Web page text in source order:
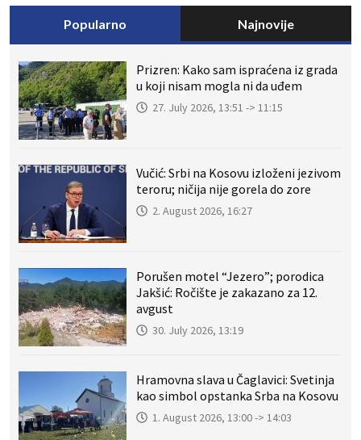
Popularno Najnovije
Prizren: Kako sam ispraćena iz grada
u koji nisam mogla ni da uđem
27. July 2026, 13:51 -> 11:15
Vučić: Srbi na Kosovu izloženi jezivom
teroru; ničija nije gorela do zore
2. August 2026, 16:27
Porušen motel “Jezero”; porodica
Jakšić: Ročište je zakazano za 12.
avgust
30. July 2026, 13:19
Hramovna slava u Čaglavici: Svetinja
kao simbol opstanka Srba na Kosovu
1. August 2026, 13:00 -> 14:03